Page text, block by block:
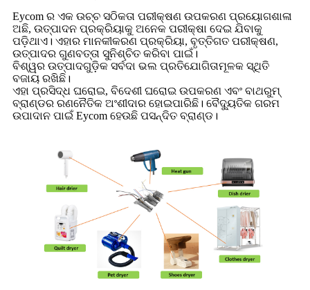
Eycom ର ଏକ ଉଚ୍ଚ ସଠିକତା ପରୀକ୍ଷଣ ଉପକରଣ ପ୍ରୟୋଗଶାଳା
ଅଛି, ଉତ୍ପାଦନ ପ୍ରକ୍ରିୟାକୁ ଅନେକ ପରୀକ୍ଷା ଦେଇ ଯିବାକୁ
ପଡ଼ିଥାଏ। ଏହାର ମାନକୀକରଣ ପ୍ରକ୍ରିୟା, ବୃତ୍ତିଗତ ପରୀକ୍ଷଣ,
ଉତ୍ପାଦର ଗୁଣବତ୍ତା ସୁନିଶ୍ଚିତ କରିବା ପାଇଁ।
ବିଶ୍ୱର ଉତ୍ପାଦଗୁଡ଼ିକ ସର୍ବଦା ଭଲ ପ୍ରତିଯୋଗିତାମୂଳକ ସ୍ଥିତି
ବଜାୟ ରଖିଛି।
ଏହା ପ୍ରସିଦ୍ଧ ଘରୋଇ, ବିଦେଶୀ ଘରୋଇ ଉପକରଣ ଏବଂ ବାଥରୁମ୍
ବ୍ରାଣ୍ଡର ରଣନୈତିକ ଅଂଶୀଦାର ହୋଇପାରିଛି। ବୈଦ୍ୟୁତିକ ଗରମ
ଉପାଦାନ ପାଇଁ Eycom ହେଉଛି ପସନ୍ଦିତ ବ୍ରାଣ୍ଡ।